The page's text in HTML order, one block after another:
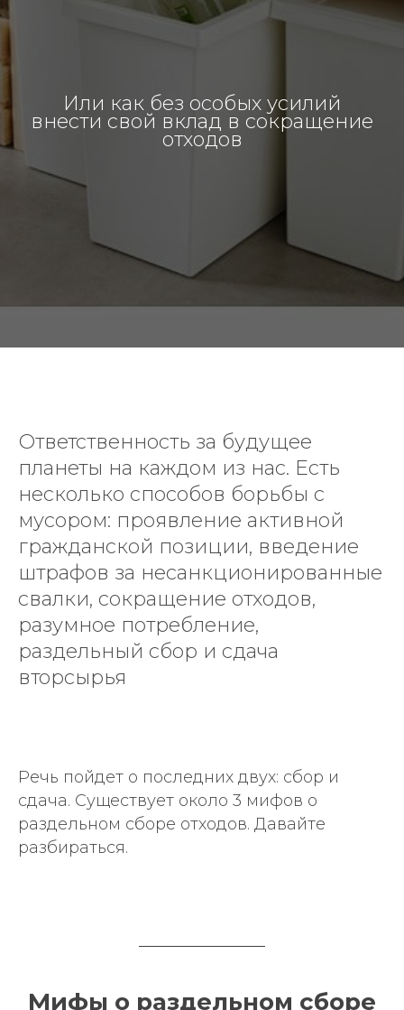
Или как без особых усилий
внести свой вклад в сокращение
отходов
Ответственность за будущее
планеты на каждом из нас. Есть
несколько способов борьбы с
мусором: проявление активной
гражданской позиции, введение
штрафов за несанкционированные
свалки, сокращение отходов,
разумное потребление,
раздельный сбор и сдача
вторсырья
Речь пойдет о последних двух: сбор и
сдача. Существует около 3 мифов о
раздельном сборе отходов. Давайте
разбираться.
Мифы о раздельном сборе